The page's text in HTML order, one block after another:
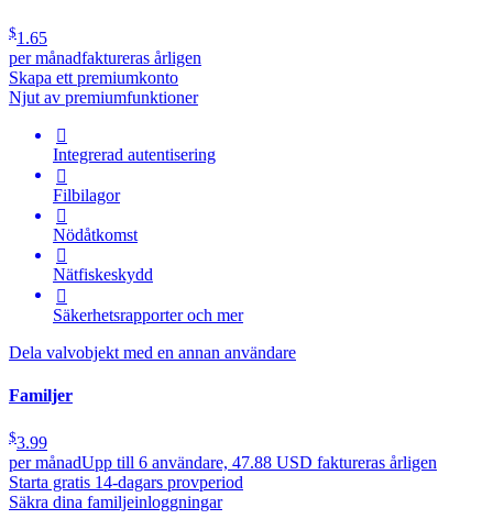
$1.65
per månadfaktureras årligen
Skapa ett premiumkonto
Njut av premiumfunktioner

Integrerad autentisering

Filbilagor

Nödåtkomst

Nätfiskeskydd

Säkerhetsrapporter och mer
Dela valvobjekt med en annan användare
Familjer
$3.99
per månadUpp till 6 användare, 47.88 USD faktureras årligen
Starta gratis 14-dagars provperiod
Säkra dina familjeinloggningar